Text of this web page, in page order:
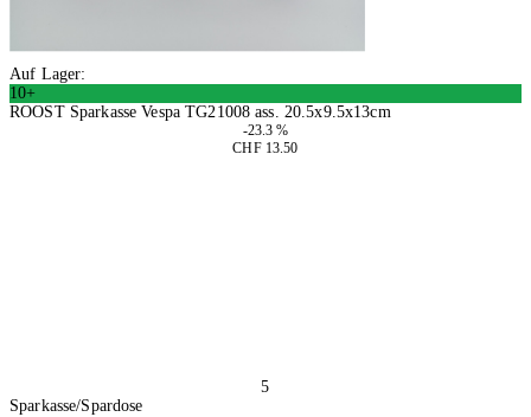
Auf Lager:
10+
ROOST Sparkasse Vespa TG21008 ass. 20.5x9.5x13cm
-23.3 %
CHF 13.50
5
Sparkasse/Spardose